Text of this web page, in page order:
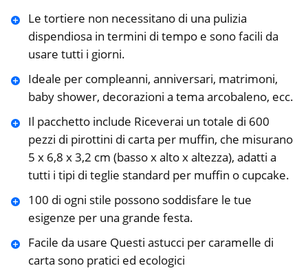
Le tortiere non necessitano di una pulizia
dispendiosa in termini di tempo e sono facili da
usare tutti i giorni.
Ideale per compleanni, anniversari, matrimoni,
baby shower, decorazioni a tema arcobaleno, ecc.
Il pacchetto include Riceverai un totale di 600
pezzi di pirottini di carta per muffin, che misurano
5 x 6,8 x 3,2 cm (basso x alto x altezza), adatti a
tutti i tipi di teglie standard per muffin o cupcake.
100 di ogni stile possono soddisfare le tue
esigenze per una grande festa.
Facile da usare Questi astucci per caramelle di
carta sono pratici ed ecologici